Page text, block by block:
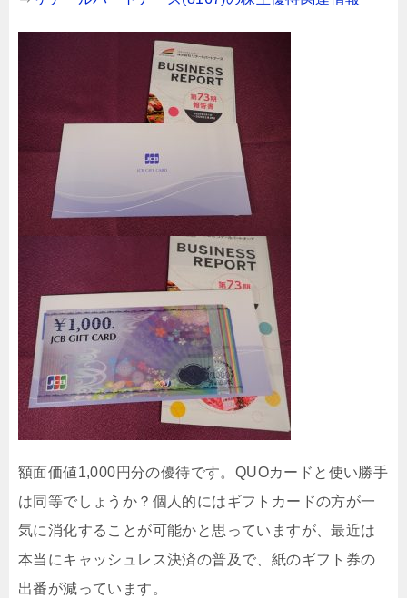
額面価値1,000円分の優待です。QUOカードと使い勝手
は同等でしょうか？個人的にはギフトカードの方が一
気に消化することが可能かと思っていますが、最近は
本当にキャッシュレス決済の普及で、紙のギフト券の
出番が減っています。